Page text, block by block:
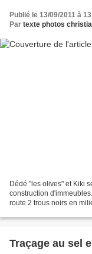
Publié le 13/09/2011 à
Par texte photos
Dédé "les olives" et Kiki
construction
route 2 trous noirs en
Traçage au sel